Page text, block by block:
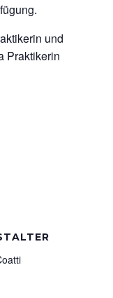
und
Praktikerin